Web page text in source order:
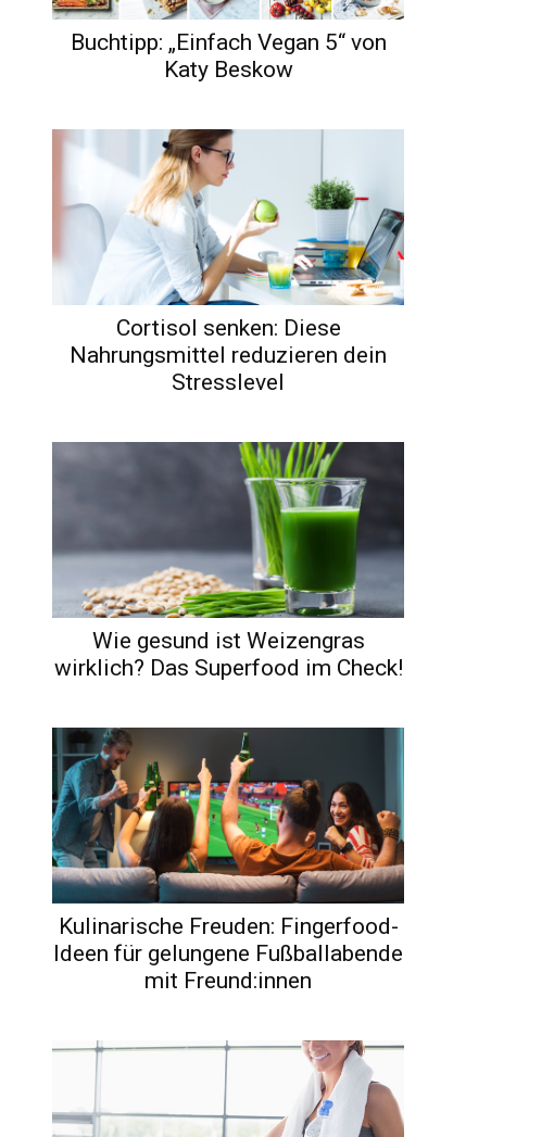
Buchtipp: „Einfach Vegan 5“ von
Katy Beskow
Cortisol senken: Diese
Nahrungsmittel reduzieren dein
Stresslevel
Wie gesund ist Weizengras
wirklich? Das Superfood im Check!
Kulinarische Freuden: Fingerfood-
Ideen für gelungene Fußballabende
mit Freund:innen